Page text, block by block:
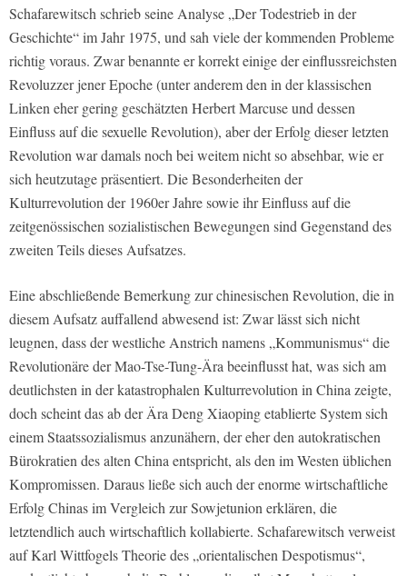
Schafarewitsch schrieb seine Analyse „Der Todestrieb in der
Geschichte“ im Jahr 1975, und sah viele der kommenden Probleme
richtig voraus. Zwar benannte er korrekt einige der einflussreichsten
Revoluzzer jener Epoche (unter anderem den in der klassischen
Linken eher gering geschätzten Herbert Marcuse und dessen
Einfluss auf die sexuelle Revolution), aber der Erfolg dieser letzten
Revolution war damals noch bei weitem nicht so absehbar, wie er
sich heutzutage präsentiert. Die Besonderheiten der
Kulturrevolution der 1960er Jahre sowie ihr Einfluss auf die
zeitgenössischen sozialistischen Bewegungen sind Gegenstand des
zweiten Teils dieses Aufsatzes.
Eine abschließende Bemerkung zur chinesischen Revolution, die in
diesem Aufsatz auffallend abwesend ist: Zwar lässt sich nicht
leugnen, dass der westliche Anstrich namens „Kommunismus“ die
Revolutionäre der Mao-Tse-Tung-Ära beeinflusst hat, was sich am
deutlichsten in der katastrophalen Kulturrevolution in China zeigte,
doch scheint das ab der Ära Deng Xiaoping etablierte System sich
einem Staatssozialismus anzunähern, der eher den autokratischen
Bürokratien des alten China entspricht, als den im Westen üblichen
Kompromissen. Daraus ließe sich auch der enorme wirtschaftliche
Erfolg Chinas im Vergleich zur Sowjetunion erklären, die
letztendlich auch wirtschaftlich kollabierte. Schafarewitsch verweist
auf Karl Wittfogels Theorie des „orientalischen Despotismus“,